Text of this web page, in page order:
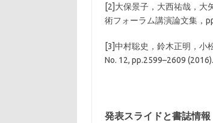
[2]大保景子，大西祐哉，大
術フォーラム講演論文集，
[3]中村聡史，鈴木正明，小
No. 12, pp.2599–2609 (2016).
発表スライドと書誌情報